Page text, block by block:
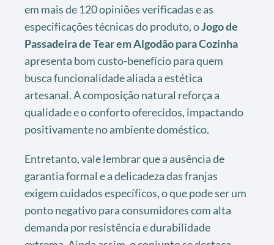
em mais de 120 opiniões verificadas e as
especificações técnicas do produto, oJogo de
Passadeira de Tear em Algodão para Cozinha
apresenta bom custo-benefício para quem
busca funcionalidade aliada a estética
artesanal. A composição natural reforça a
qualidade e o conforto oferecidos, impactando
positivamente no ambiente doméstico.
Entretanto, vale lembrar que a ausência de
garantia formal e a delicadeza das franjas
exigem cuidados específicos, o que pode ser um
ponto negativo para consumidores com alta
demanda por resistência e durabilidade